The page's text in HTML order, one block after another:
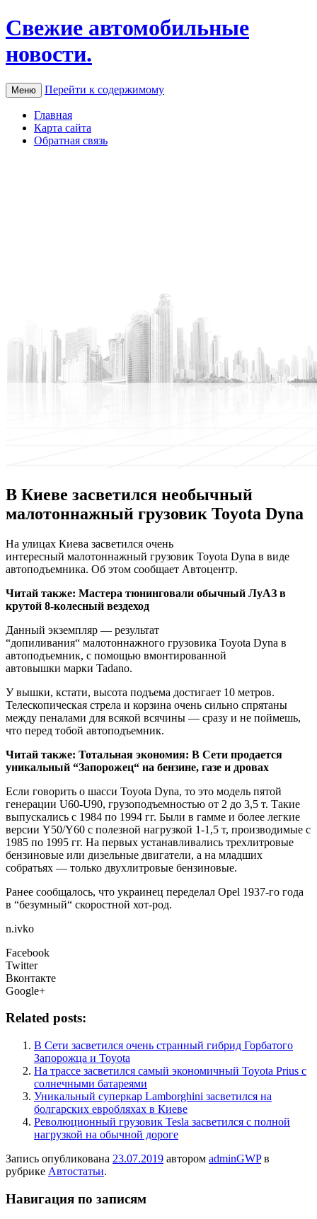
Свежие автомобильные
новости.
Меню Перейти к содержимому
Главная
Карта сайта
Обратная связь
В Киеве засветился необычный
малотоннажный грузовик Toyota Dyna
Нa улицax Киева засветился очень
интересный малотоннажный грузовик Toyota Dyna в виде
автоподъемника. Об этом сообщает Автоцентр.
Читай также: Мастера тюнинговали обычный ЛуАЗ в
крутой 8-колесный вездеход
Данный экземпляр — результат
“допиливания“ малотоннажного грузовика Toyota Dyna в
автоподъемник, с помощью вмонтированной
автовышки марки Tadano.
У вышки, кстати, высота подъема достигает 10 метров.
Телескопическая стрела и корзина очень сильно спрятаны
между пеналами для всякой всячины — сразу и не поймешь,
что перед тобой автоподъемник.
Читай также: Тотальная экономия: В Сети продается
уникальный “Запорожец“ на бензине, газе и дровах
Если говорить о шасси Toyota Dyna, то это модель пятой
генерации U60-U90, грузоподъемностью от 2 до 3,5 т. Такие
выпускались с 1984 по 1994 гг. Были в гамме и более легкие
версии Y50/Y60 с полезной нагрузкой 1-1,5 т, производимые с
1985 по 1995 гг. На первых устанавливались трехлитровые
бензиновые или дизельные двигатели, а на младших
собратьях — только двухлитровые бензиновые.
Ранее сообщалось, что украинец переделал Opel 1937-го года
в “безумный“ скоростной хот-род.
n.ivko
Facebook
Twitter
Вконтакте
Google+
Related posts:
В Сети засветился очень странный гибрид Горбатого
Запорожца и Toyota
На трассе засветился самый экономичный Toyota Prius с
солнечными батареями
Уникальный суперкар Lamborghini засветился на
болгарских евробляхах в Киеве
Революционный грузовик Tesla засветился с полной
нагрузкой на обычной дороге
Запись опубликована 23.07.2019 автором adminGWPв
рубрике Автостатьи.
Навигация по записям